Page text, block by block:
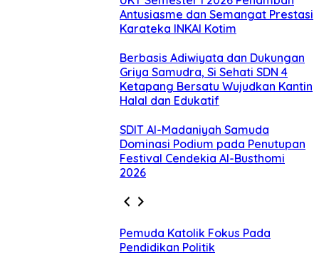
Antusiasme dan Semangat Prestasi
Karateka INKAI Kotim
Berbasis Adiwiyata dan Dukungan
Griya Samudra, Si Sehati SDN 4
Ketapang Bersatu Wujudkan Kantin
Halal dan Edukatif
SDIT Al-Madaniyah Samuda
Dominasi Podium pada Penutupan
Festival Cendekia Al-Busthomi
2026
Pemuda Katolik Fokus Pada
Pendidikan Politik